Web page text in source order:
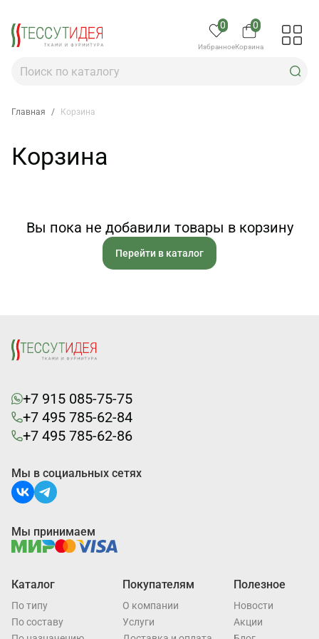
0
Избранное
0
Корзина
Главная / Корзина
Корзина
Вы пока не добавили товары в корзину
Перейти в каталог
+7 915 085-75-75
+7 495 785-62-84
+7 495 785-62-86
Каталог
По типу
По составу
Покупателям
О компании
Услуги
Полезное
Новости
Акции
Мы в социальных сетях
Мы принимаем